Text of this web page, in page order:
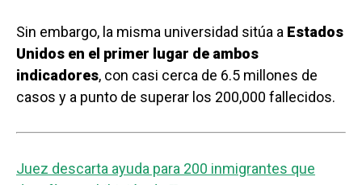
Sin embargo, la misma universidad sitúa a Estados
Unidos en el primer lugar de ambos
indicadores, con casi cerca de 6.5 millones de
casos y a punto de superar los 200,000 fallecidos.
Juez descarta ayuda para 200 inmigrantes que